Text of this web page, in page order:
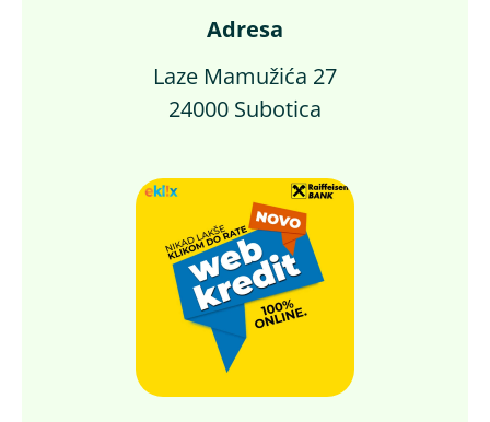
Adresa
Laze Mamužića 27
24000 Subotica